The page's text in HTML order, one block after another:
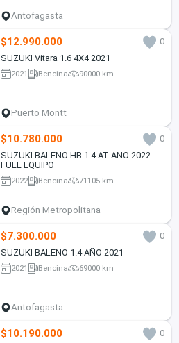
Antofagasta
$12.990.000
0
SUZUKI Vitara 1.6 4X4 2021
2021 Bencina 90000 km
Puerto Montt
$10.780.000
0
SUZUKI BALENO HB 1.4 AT AÑO 2022
FULL EQUIPO
2022 Bencina 71105 km
Región Metropolitana
$7.300.000
0
SUZUKI BALENO 1.4 AÑO 2021
2021 Bencina 69000 km
Antofagasta
$10.190.000
0